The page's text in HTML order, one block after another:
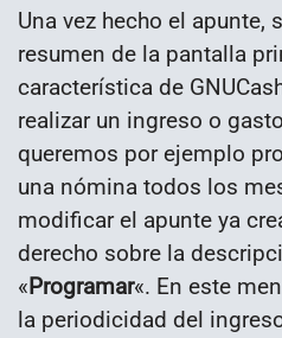
Una vez hecho el apunte,
resumen de la pantalla
característica de
realizar un ingreso o
queremos por ejemplo
una nómina todos los
modificar el apunte ya
derecho sobre la
«Programar«. En este
la periodicidad del